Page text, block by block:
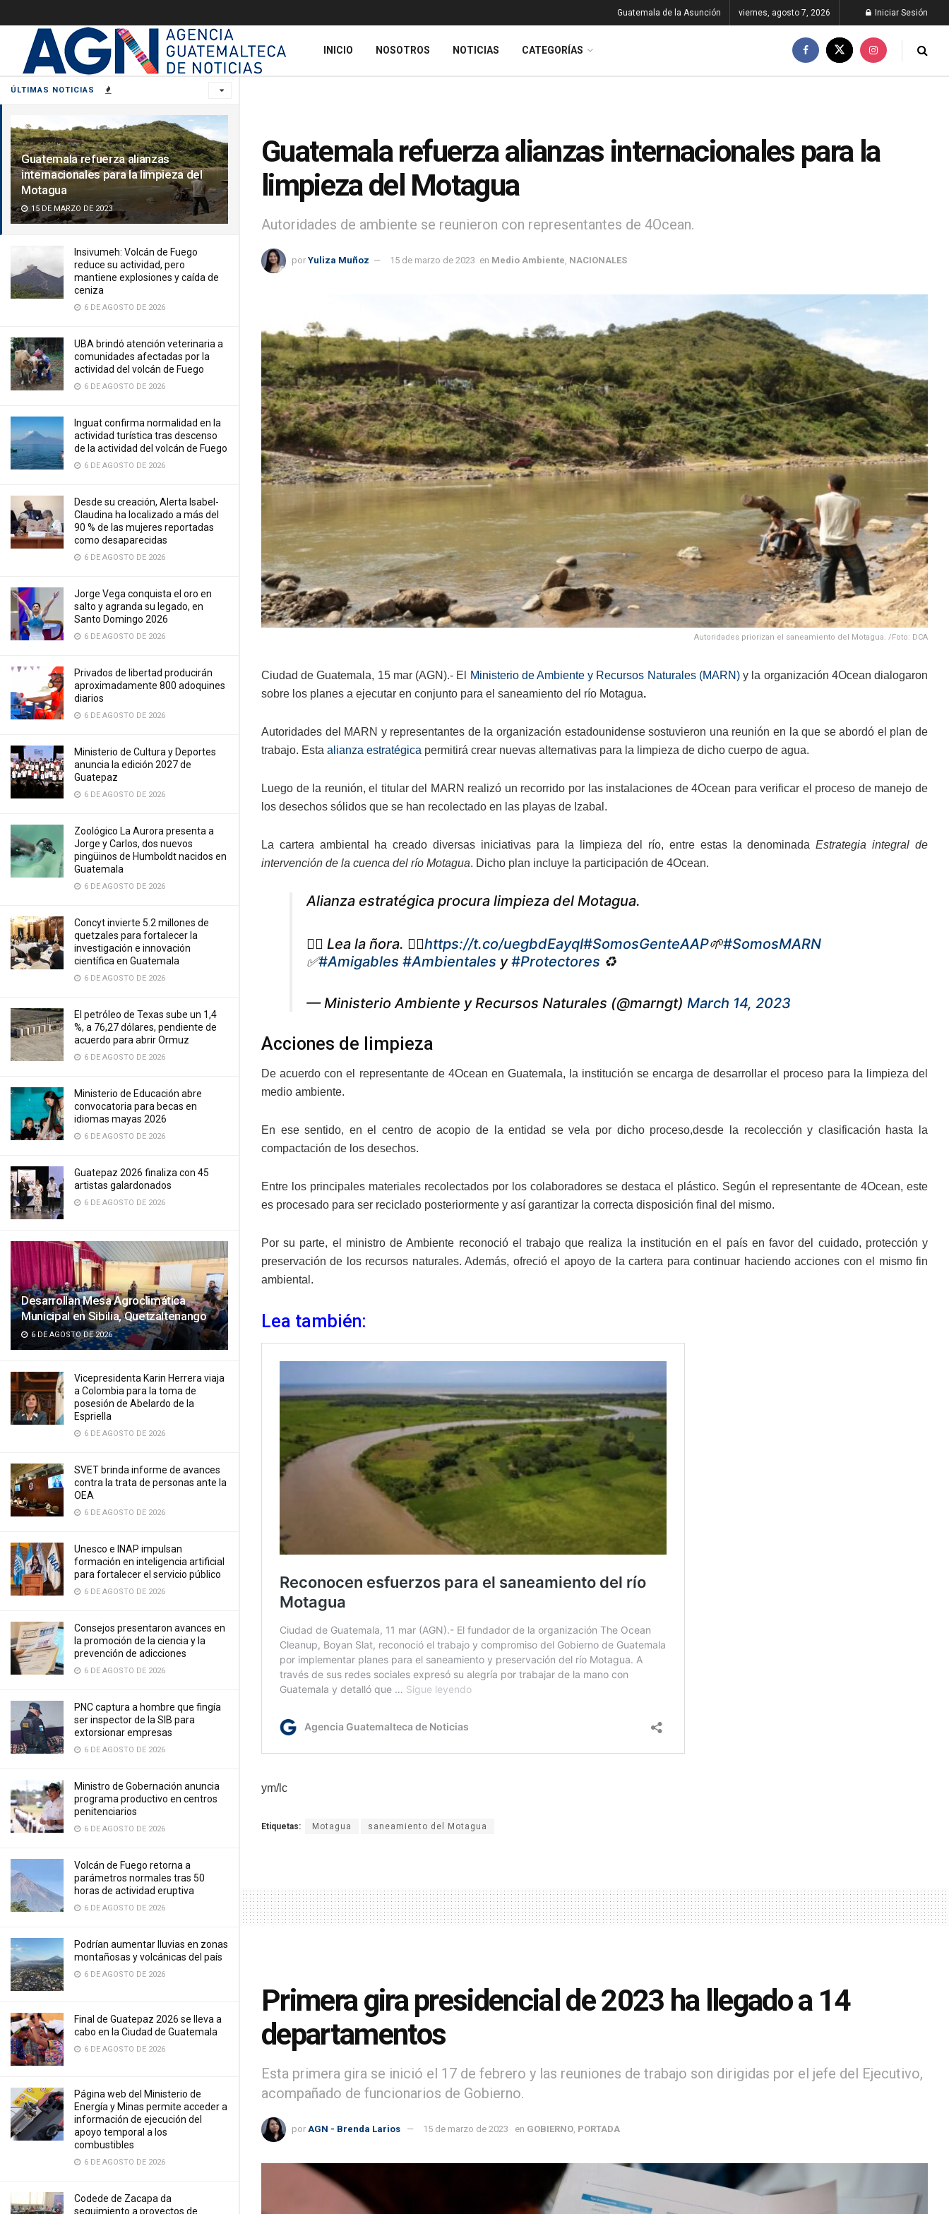
ÚLTIMAS NOTICIAS
Guatemala refuerza alianzas
internacionales para la limpieza del
Motagua
15 DE MARZO DE 2023
Insivumeh: Volcán de Fuego
reduce su actividad, pero
mantiene explosiones y caída de
ceniza
6 DE AGOSTO DE 2026
UBA brindó atención veterinaria a
comunidades afectadas por la
actividad del volcán de Fuego
6 DE AGOSTO DE 2026
Inguat confirma normalidad en la
actividad turística tras descenso
de la actividad del volcán de Fuego
6 DE AGOSTO DE 2026
Desde su creación, Alerta Isabel-
Claudina ha localizado a más del
90 % de las mujeres reportadas
como desaparecidas
6 DE AGOSTO DE 2026
Jorge Vega conquista el oro en
salto y agranda su legado, en
Santo Domingo 2026
6 DE AGOSTO DE 2026
Privados de libertad producirán
aproximadamente 800 adoquines
diarios
6 DE AGOSTO DE 2026
Ministerio de Cultura y Deportes
anuncia la edición 2027 de
Guatepaz
6 DE AGOSTO DE 2026
Zoológico La Aurora presenta a
Jorge y Carlos, dos nuevos
pingüinos de Humboldt nacidos en
Guatemala
6 DE AGOSTO DE 2026
Concyt invierte 5.2 millones de
quetzales para fortalecer la
investigación e innovación
científica en Guatemala
6 DE AGOSTO DE 2026
El petróleo de Texas sube un 1,4
%, a 76,27 dólares, pendiente de
acuerdo para abrir Ormuz
6 DE AGOSTO DE 2026
Ministerio de Educación abre
convocatoria para becas en
idiomas mayas 2026
6 DE AGOSTO DE 2026
Guatepaz 2026 finaliza con 45
artistas galardonados
6 DE AGOSTO DE 2026
Desarrollan Mesa Agroclimática
Municipal en Sibilia, Quetzaltenango
6 DE AGOSTO DE 2026
Vicepresidenta Karin Herrera viaja
a Colombia para la toma de
posesión de Abelardo de la
Espriella
6 DE AGOSTO DE 2026
SVET brinda informe de avances
contra la trata de personas ante la
OEA
6 DE AGOSTO DE 2026
Unesco e INAP impulsan
formación en inteligencia artificial
para fortalecer el servicio público
6 DE AGOSTO DE 2026
Consejos presentaron avances en
la promoción de la ciencia y la
prevención de adicciones
6 DE AGOSTO DE 2026
PNC captura a hombre que fingía
ser inspector de la SIB para
extorsionar empresas
6 DE AGOSTO DE 2026
Ministro de Gobernación anuncia
programa productivo en centros
penitenciarios
6 DE AGOSTO DE 2026
Volcán de Fuego retorna a
parámetros normales tras 50
horas de actividad eruptiva
6 DE AGOSTO DE 2026
Podrían aumentar lluvias en zonas
montañosas y volcánicas del país
6 DE AGOSTO DE 2026
Final de Guatepaz 2026 se lleva a
cabo en la Ciudad de Guatemala
6 DE AGOSTO DE 2026
Página web del Ministerio de
Energía y Minas permite acceder a
información de ejecución del
apoyo temporal a los
combustibles
6 DE AGOSTO DE 2026
Codede de Zacapa da
seguimiento a proyectos de
Guatemala de la Asunción viernes, agosto 7, 2026 Iniciar Sesión
INICIO NOSOTROS NOTICIAS CATEGORÍAS
Guatemala refuerza alianzas internacionales para la
limpieza del Motagua
Autoridades de ambiente se reunieron con representantes de 4Ocean.
por Yuliza Muñoz 15 de marzo de 2023 en Medio Ambiente NACIONALES
Autoridades priorizan el saneamiento del Motagua. /Foto: DCA
Ciudad de Guatemala, 15 mar (AGN).- El Ministerio de Ambiente y Recursos Naturales (MARN)y la organización 4Ocean dialogaron
sobre los planes a ejecutar en conjunto para el saneamiento del río Motagua.
Autoridades del MARN y representantes de la organización estadounidense sostuvieron una reunión en la que se abordó el plan de
trabajo. Esta alianza estratégica permitirá crear nuevas alternativas para la limpieza de dicho cuerpo de agua.
Luego de la reunión, el titular del MARN realizó un recorrido por las instalaciones de 4Ocean para verificar el proceso de manejo de
los desechos sólidos que se han recolectado en las playas de Izabal.
La cartera ambiental ha creado diversas iniciativas para la limpieza del río, entre estas la denominadaEstrategia integral de
intervención de la cuenca del río Motagua. Dicho plan incluye la participación de 4Ocean.
Alianza estratégica procura limpieza del Motagua.
👇🏼 Lea la ñora. 👇🏼https://t.co/uegbdEayqI#SomosGenteAAP🌱#SomosMARN
✅#Amigables #Ambientales y#Protectores ♻️
— Ministerio Ambiente y Recursos Naturales (@marngt) March 14, 2023
Acciones de limpieza
De acuerdo con el representante de 4Ocean en Guatemala, la institución se encarga de desarrollar el proceso para la limpieza del
medio ambiente.
En ese sentido, en el centro de acopio de la entidad se vela por dicho proceso,desde la recolección y clasificación hasta la
compactación de los desechos.
Entre los principales materiales recolectados por los colaboradores se destaca el plástico. Según el representante de 4Ocean, este
es procesado para ser reciclado posteriormente y así garantizar la correcta disposición final del mismo.
Por su parte, el ministro de Ambiente reconoció el trabajo que realiza la institución en el país en favor del cuidado, protección y
preservación de los recursos naturales. Además, ofreció el apoyo de la cartera para continuar haciendo acciones con el mismo fin
ambiental.
Lea también:
ym/lc
Etiquetas: Motagua saneamiento del Motagua
Primera gira presidencial de 2023 ha llegado a 14
departamentos
Esta primera gira se inició el 17 de febrero y las reuniones de trabajo son dirigidas por el jefe del Ejecutivo,
acompañado de funcionarios de Gobierno.
por AGN - Brenda Larios 15 de marzo de 2023 en GOBIERNO PORTADA